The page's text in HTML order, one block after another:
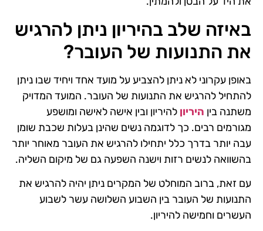
באיזה שלב בהיריון ניתן להרגיש
את התנועות של העובר?
באופן עקרוני לא ניתן להצביע על מועד אחד ויחיד שבו ניתן
להתחיל להרגיש את התנועות של העובר. המועד המדויק
משתנה בין היריון להיריון ובין אישה לאישה ומושפע
מגורמים רבים. כך לדוגמה נשים שהינן בעלות שכבת שומן
עבה יותר בדרך כלל יתחילו להרגיש את העובר מאוחר יותר
בהשוואה לנשים רזות וישנה השפעה גם של מיקום השליה.
עם זאת, ברוב המוחלט של המקרים ניתן יהיה להרגיש את
התנועות של העובר בין השבוע השלושה עשר לשבוע
העשרים וחמישה להיריון.